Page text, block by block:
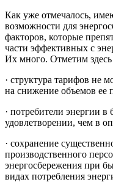
Как уже отмечалось,
возможности для
факторов, которые
части эффективных с
Их много. Отметим
· структура тарифов не
на снижение объемов ее
· потребители энергии
удовлетворении, чем в
· сохранение
производственного
энергосбережения при
видах потребления